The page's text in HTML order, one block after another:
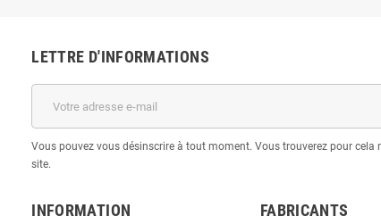
LETTRE D'INFORMATIONS
Vous pouvez vous désinscrire à tout moment. Vous trouverez pour
site.
INFORMATION FABRICANTS